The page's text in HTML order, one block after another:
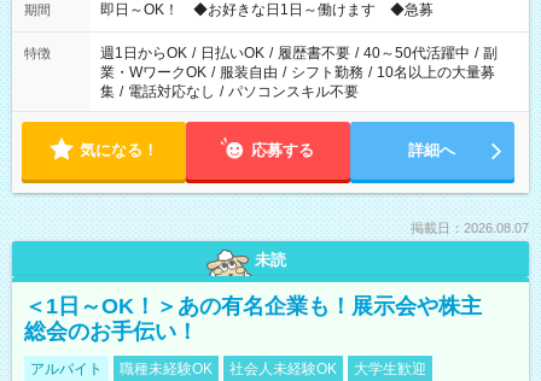
期間 即日～OK！ ◆お好きな日1日～働けます ◆急募
特徴 週1日からOK / 日払いOK / 履歴書不要 / 40～50代活躍中 / 副
業・WワークOK / 服装自由 / シフト勤務 / 10名以上の大量募
集 / 電話対応なし / パソコンスキル不要
気になる！ 応募する 詳細へ
掲載日：2026.08.07
未読
＜1日～OK！＞あの有名企業も！展示会や株主
総会のお手伝い！
アルバイト 職種未経験OK 社会人未経験OK
大学生歓迎